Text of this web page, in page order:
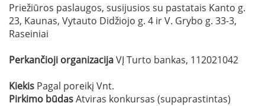
Priežiūros paslaugos, susijusios su pastatais Kanto g.
23, Kaunas, Vytauto Didžiojo g. 4 ir V. Grybo g. 33-3,
Raseiniai
Perkančioji organizacijaVĮ Turto bankas, 112021042
Kiekis Pagal poreikį Vnt.
Pirkimo būdasAtviras konkursas (supaprastintas)